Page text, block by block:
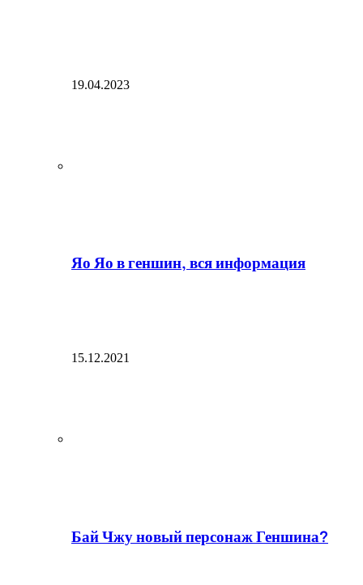
19.04.2023
Яо Яо в геншин, вся информация
15.12.2021
Бай Чжу новый персонаж Геншина?